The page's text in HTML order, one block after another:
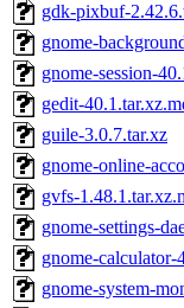
gdk-pixbuf-
gnome-
gnome-session-
gedit-
guile-3.0.7.tar.xz
gnome-online-
gvfs-
gnome-settings-
gnome-calculator-
gnome-system-